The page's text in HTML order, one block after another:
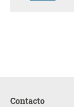
Contacto